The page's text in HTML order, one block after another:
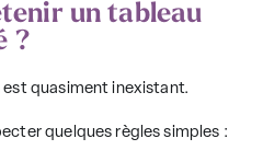
un tableau
?
est quasiment inexistant.
quelques règles simples :